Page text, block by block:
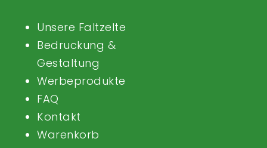
Unsere Faltzelte
Bedruckung &
Gestaltung
Werbeprodukte
FAQ
Kontakt
Warenkorb